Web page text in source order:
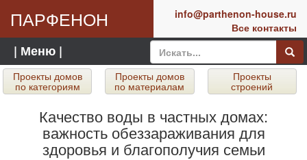
ПАРФЕНОН
info@parthenon-house.ru
Все контакты
| Меню |
Проекты домов
по категориям
Проекты домов
по материалам
Проекты
строений
Качество воды в частных домах:
важность обеззараживания для
здоровья и благополучия семьи